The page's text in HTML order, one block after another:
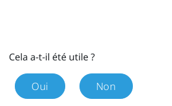
Cela a-t-il été utile ?
Oui Non